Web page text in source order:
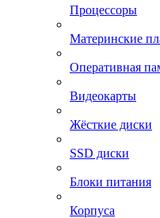
Процессоры
Материнские
Оперативная
Видеокарты
Жёсткие диски
SSD диски
Блоки питания
Корпуса